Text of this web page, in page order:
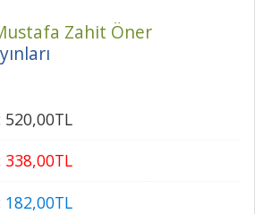
Zahit Öner
520,00TL
338,00TL
182,00TL